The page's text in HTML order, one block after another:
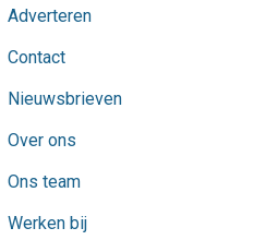
Adverteren
Contact
Nieuwsbrieven
Over ons
Ons team
Werken bij